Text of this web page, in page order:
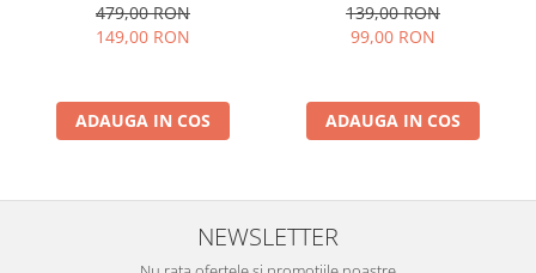
479,00 RON
149,00 RON
ADAUGA IN COS
139,00 RON
99,00 RON
ADAUGA IN COS
NEWSLETTER